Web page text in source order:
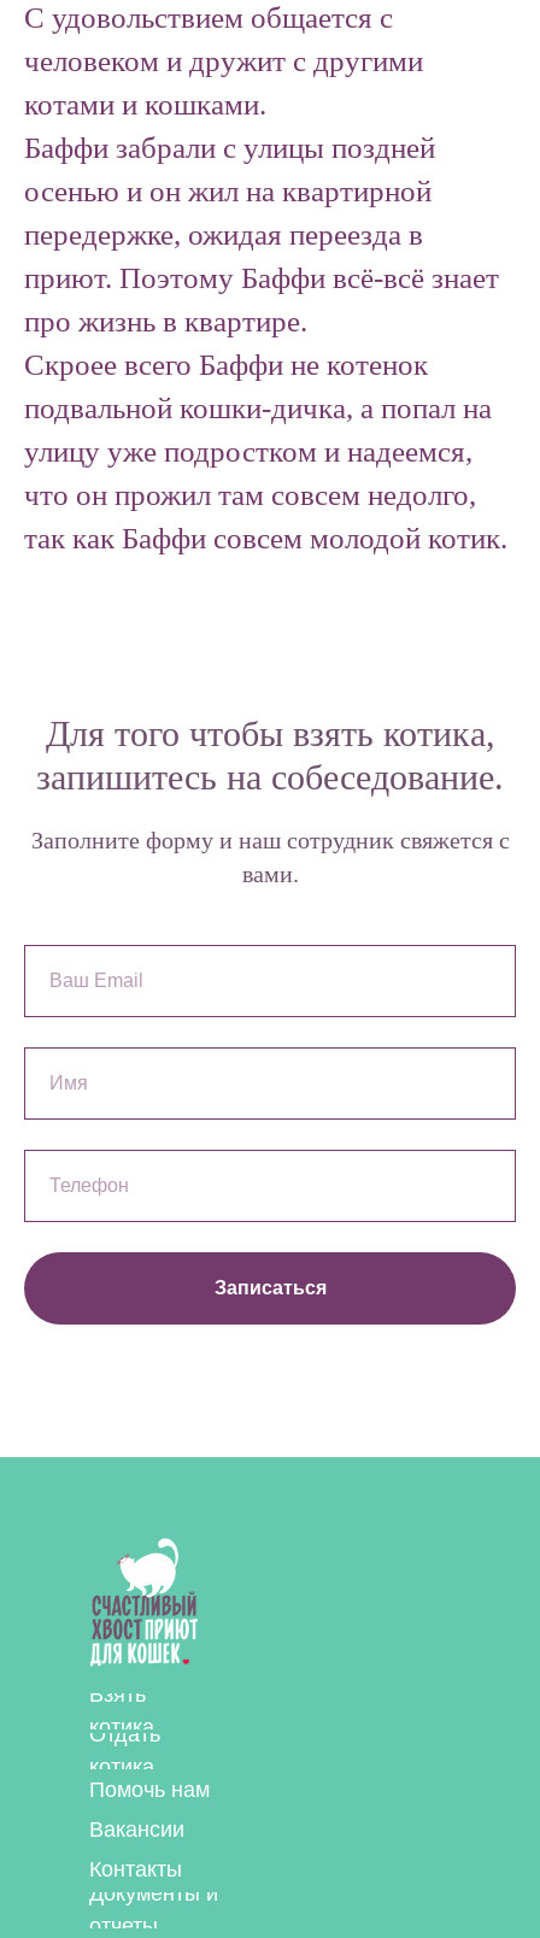
С удовольствием общается с
человеком и дружит с другими
котами и кошками.
Баффи забрали с улицы поздней
осенью и он жил на квартирной
передержке, ожидая переезда в
приют. Поэтому Баффи всё-всё знает
про жизнь в квартире.
Скроее всего Баффи не котенок
подвальной кошки-дичка, а попал на
улицу уже подростком и надеемся,
что он прожил там совсем недолго,
так как Баффи совсем молодой котик.
Для того чтобы взять котика,
запишитесь на собеседование.
Заполните форму и наш сотрудник свяжется с
вами.
Записаться
Взять
котика
Отдать
котика
Помочь нам
Вакансии
Контакты
Документы и
отчеты